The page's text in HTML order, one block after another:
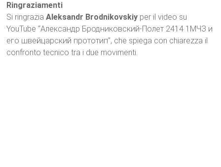
Ringraziamenti
Si ringraziaAleksandr Brodnikovskiy per il video su
YouTube “Александр Бродниковский-Полет 2414 1МЧЗ и
его швейцарский прототип”, che spiega con chiarezza il
confronto tecnico tra i due movimenti.